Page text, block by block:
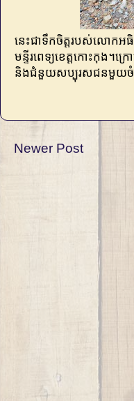
នេះជាទឹកចិត្តរបស់លោក
មន្ទីរពេទ្យខេត្តកោះកុង។ក្
និងជំនួយសប្បុរសជនមួយ
Newer Post